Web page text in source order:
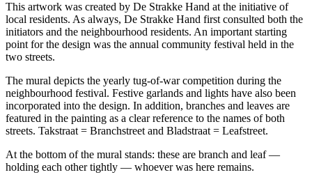
This artwork was created by De Strakke Hand at the initiative of
local residents. As always, De Strakke Hand first consulted both the
initiators and the neighbourhood residents. An important starting
point for the design was the annual community festival held in the
two streets.
The mural depicts the yearly tug-of-war competition during the
neighbourhood festival. Festive garlands and lights have also been
incorporated into the design. In addition, branches and leaves are
featured in the painting as a clear reference to the names of both
streets. Takstraat = Branchstreet and Bladstraat = Leafstreet.
At the bottom of the mural stands: these are branch and leaf —
holding each other tightly — whoever was here remains.